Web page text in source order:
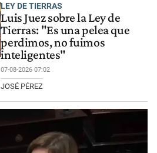
LEY DE TIERRAS
Luis Juez sobre la Ley de
Tierras: "Es una pelea que
perdimos, no fuimos
inteligentes"
07-08-2026 07:02
JOSÉ PÉREZ